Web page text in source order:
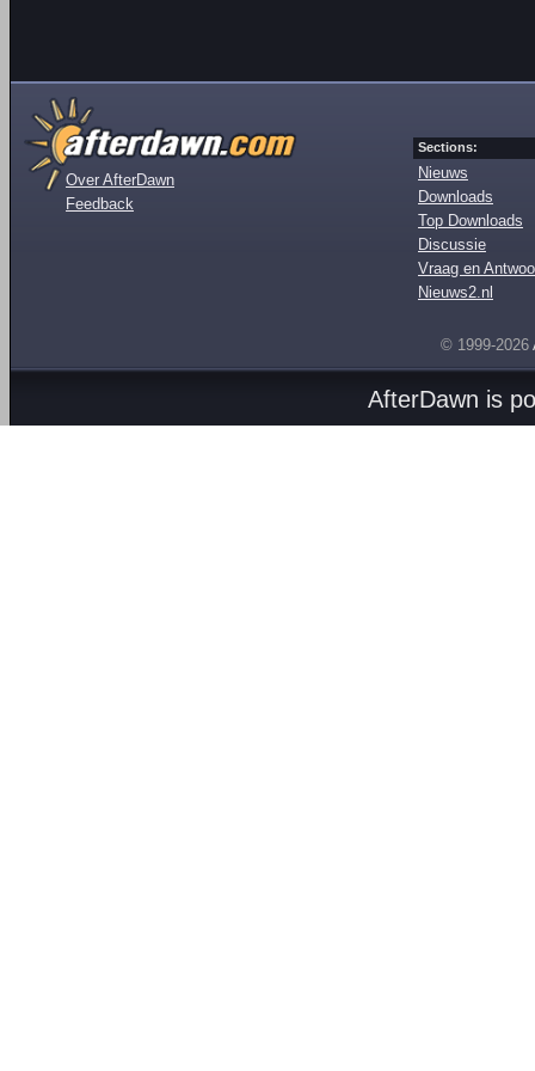
Over AfterDawn
Feedback
Sections:
Nieuws
Downloads
Top Downloads
Discussie
Vraag en
Nieuws2.nl
© 1999-2026
AfterDawn is